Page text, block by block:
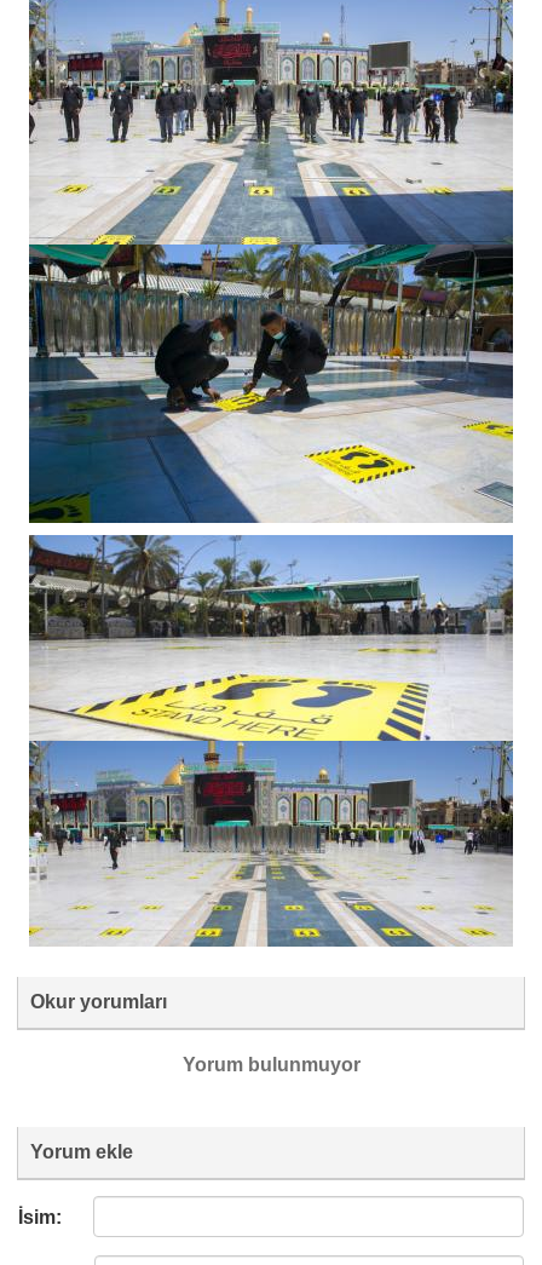
Okur yorumları
Yorum bulunmuyor
Yorum ekle
İsim: